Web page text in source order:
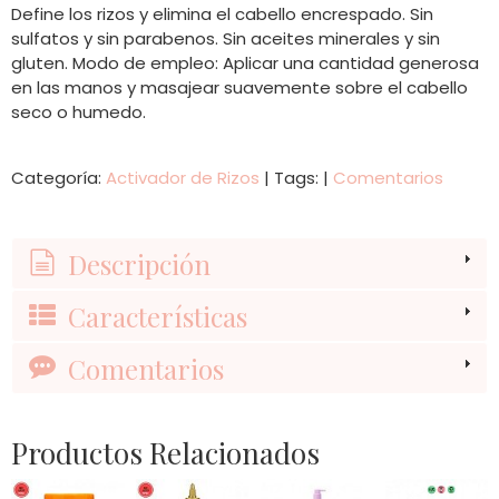
Define los rizos y elimina el cabello encrespado. Sin
sulfatos y sin parabenos. Sin aceites minerales y sin
gluten. Modo de empleo: Aplicar una cantidad generosa
en las manos y masajear suavemente sobre el cabello
seco o humedo.
Categoría: Activador de Rizos | Tags: | Comentarios
Descripción
Características
Comentarios
Productos Relacionados